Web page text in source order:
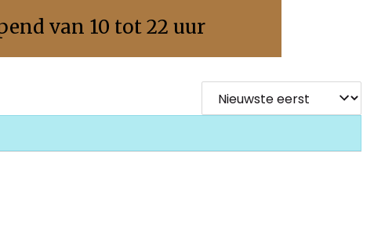
van 10 tot 22 uur